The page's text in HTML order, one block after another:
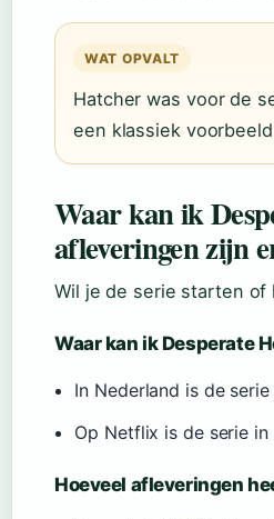
WAT OPVALT
Hatcher was voor de
een klassiek
Waar kan ik
afleveringen zijn
Wil je de serie starten of
Waar kan ik Desperate
In Nederland is de
Op Netflix is de serie
Hoeveel afleveringen